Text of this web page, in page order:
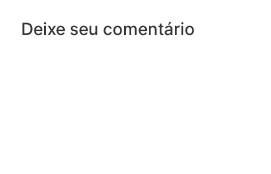
Deixe seu comentário